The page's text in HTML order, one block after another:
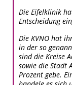
Die Eifelklinik
Entscheidung
Die KVNO hat
in der so
sind die Kreise
sowie die Stadt
Prozent gebe.